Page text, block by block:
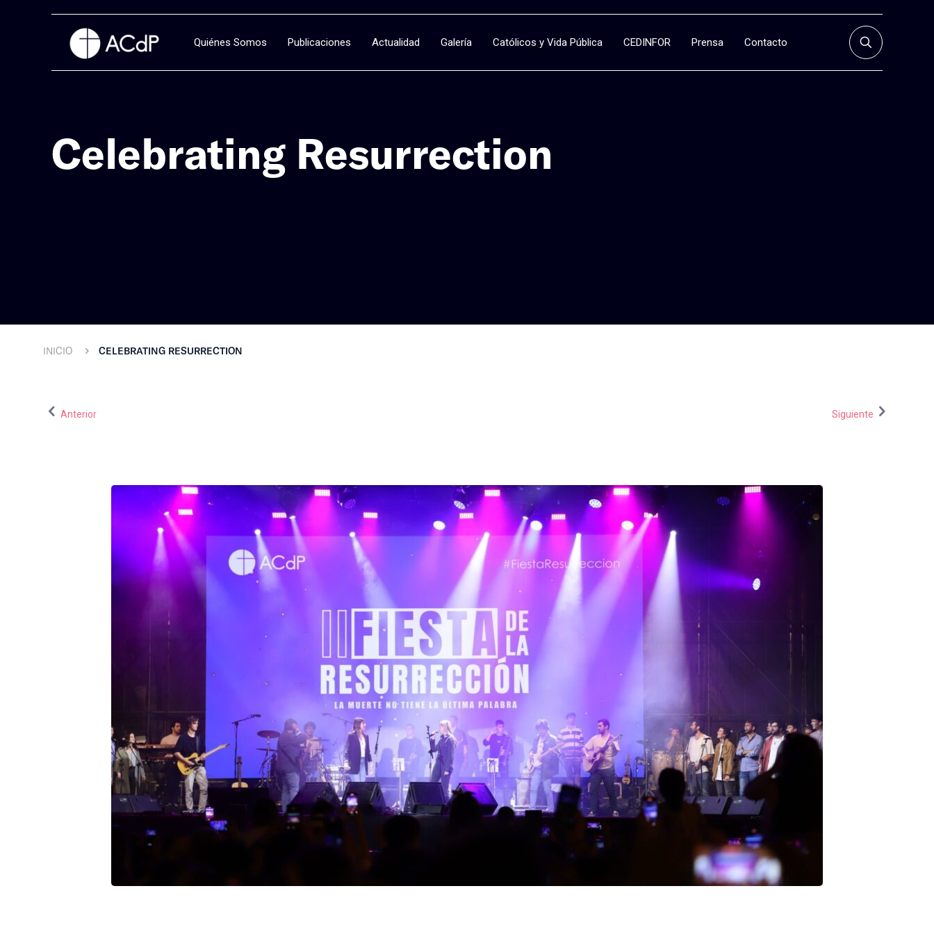
Quiénes Somos Publicaciones Actualidad Galería Católicos y Vida Pública CEDINFOR Prensa Contacto
Celebrating Resurrection
INICIO CELEBRATING RESURRECTION
Anterior Siguiente